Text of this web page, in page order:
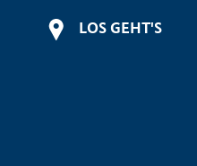
LOS GEHT'S